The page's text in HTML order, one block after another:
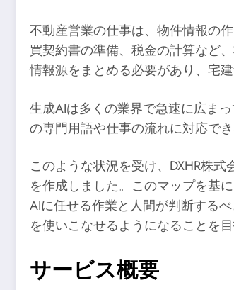
不動産営業の仕事は、物件情報の
買契約書の準備、税金の計算など
情報源をまとめる必要があり、宅
生成AIは多くの業界で急速に広ま
の専門用語や仕事の流れに対応で
このような状況を受け、DXHR株
を作成しました。このマップを基
AIに任せる作業と人間が判断する
を使いこなせるようになることを目
サービス概要